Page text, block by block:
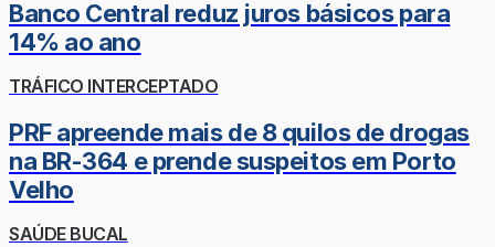
Banco Central reduz juros básicos para
14% ao ano
TRÁFICO INTERCEPTADO
PRF apreende mais de 8 quilos de drogas
na BR-364 e prende suspeitos em Porto
Velho
SAÚDE BUCAL